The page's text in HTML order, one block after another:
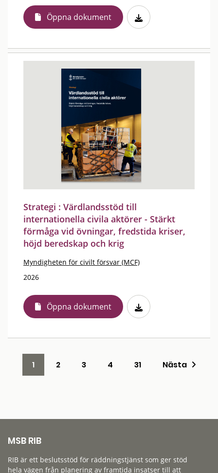
Öppna dokument
Strategi : Värdlandsstöd till
internationella civila aktörer - Stärkt
förmåga vid övningar, fredstida kriser,
höjd beredskap och krig
Myndigheten för civilt försvar (MCF)
2026
Öppna dokument
1 2 3 4 31 Nästa
MSB RIB
RIB är ett beslutsstöd för räddningstjänst som ger stöd
hela vägen från planering av framtida insatser till att